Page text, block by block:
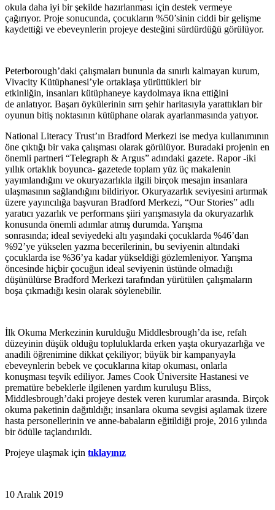
okula daha iyi bir şekilde hazırlanması için destek vermeye
çağırıyor. Proje sonucunda, çocukların %50’sinin ciddi bir gelişme
kaydettiği ve ebeveynlerin projeye desteğini sürdürdüğü görülüyor.
Peterborough’daki çalışmaları bununla da sınırlı kalmayan kurum,
Vivacity Kütüphanesi’yle ortaklaşa yürüttükleri bir
etkinliğin, insanları kütüphaneye kaydolmaya ikna ettiğini
de anlatıyor. Başarı öykülerinin sırrı şehir haritasıyla yarattıkları bir
oyunun bitiş noktasının kütüphane olarak ayarlanmasında yatıyor.
National Literacy Trust’ın Bradford Merkezi ise medya kullanımının
öne çıktığı bir vaka çalışması olarak görülüyor. Buradaki projenin en
önemli partneri “Telegraph & Argus” adındaki gazete. Rapor -iki
yıllık ortaklık boyunca- gazetede toplam yüz üç makalenin
yayımlandığını ve okuryazarlıkla ilgili birçok mesajın insanlara
ulaşmasının sağlandığını bildiriyor. Okuryazarlık seviyesini artırmak
üzere yayıncılığa başvuran Bradford Merkezi, “Our Stories” adlı
yaratıcı yazarlık ve performans şiiri yarışmasıyla da okuryazarlık
konusunda önemli adımlar atmış durumda. Yarışma
sonrasında; ideal seviyedeki altı yaşındaki çocuklarda %46’dan
%92’ye yükselen yazma becerilerinin, bu seviyenin altındaki
çocuklarda ise %36’ya kadar yükseldiği gözlemleniyor. Yarışma
öncesinde hiçbir çocuğun ideal seviyenin üstünde olmadığı
düşünülürse Bradford Merkezi tarafından yürütülen çalışmaların
boşa çıkmadığı kesin olarak söylenebilir.
İlk Okuma Merkezinin kurulduğu Middlesbrough’da ise, refah
düzeyinin düşük olduğu topluluklarda erken yaşta okuryazarlığa ve
anadili öğrenimine dikkat çekiliyor; büyük bir kampanyayla
ebeveynlerin bebek ve çocuklarına kitap okuması, onlarla
konuşması teşvik ediliyor. James Cook Üniversite Hastanesi ve
prematüre bebeklerle ilgilenen yardım kuruluşu Bliss,
Middlesbrough’daki projeye destek veren kurumlar arasında. Birçok
okuma paketinin dağıtıldığı; insanlara okuma sevgisi aşılamak üzere
hasta personellerinin ve anne-babaların eğitildiği proje, 2016 yılında
bir ödülle taçlandırıldı.
Projeye ulaşmak için tıklayınız
10 Aralık 2019